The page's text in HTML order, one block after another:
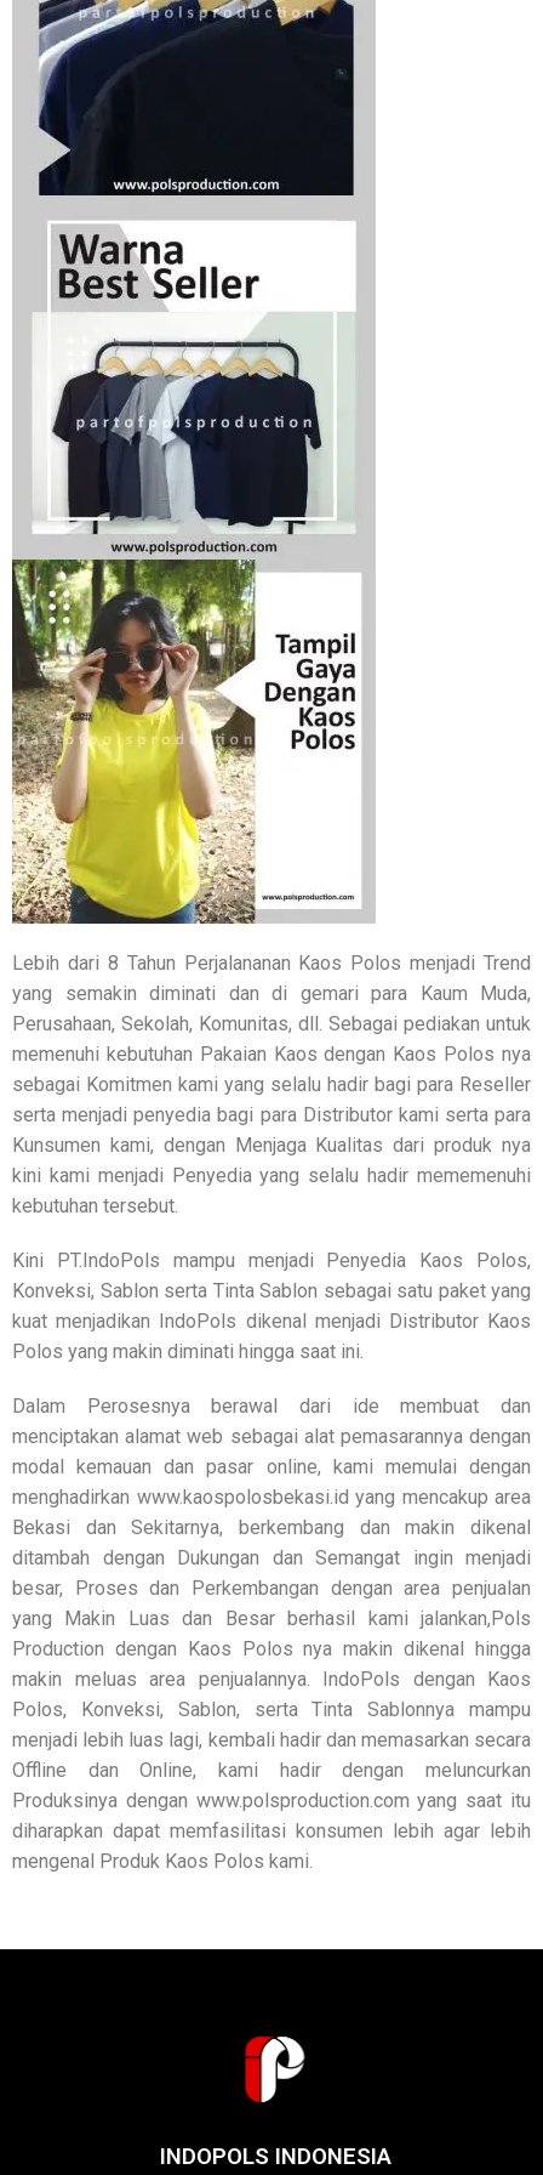
Lebih dari 8 Tahun Perjalananan Kaos Polos menjadi Trend
yang semakin diminati dan di gemari para Kaum Muda,
Perusahaan, Sekolah, Komunitas, dll. Sebagai pediakan untuk
memenuhi kebutuhan Pakaian Kaos dengan Kaos Polos nya
sebagai Komitmen kami yang selalu hadir bagi para Reseller
serta menjadi penyedia bagi para Distributor kami serta para
Kunsumen kami, dengan Menjaga Kualitas dari produk nya
kini kami menjadi Penyedia yang selalu hadir mememenuhi
kebutuhan tersebut.
Kini PT.IndoPols mampu menjadi Penyedia Kaos Polos,
Konveksi, Sablon serta Tinta Sablon sebagai satu paket yang
kuat menjadikan IndoPols dikenal menjadi Distributor Kaos
Polos yang makin diminati hingga saat ini.
Dalam Perosesnya berawal dari ide membuat dan
menciptakan alamat web sebagai alat pemasarannya dengan
modal kemauan dan pasar online, kami memulai dengan
menghadirkan www.kaospolosbekasi.id yang mencakup area
Bekasi dan Sekitarnya, berkembang dan makin dikenal
ditambah dengan Dukungan dan Semangat ingin menjadi
besar, Proses dan Perkembangan dengan area penjualan
yang Makin Luas dan Besar berhasil kami jalankan,Pols
Production dengan Kaos Polos nya makin dikenal hingga
makin meluas area penjualannya. IndoPols dengan Kaos
Polos, Konveksi, Sablon, serta Tinta Sablonnya mampu
menjadi lebih luas lagi, kembali hadir dan memasarkan secara
Offline dan Online, kami hadir dengan meluncurkan
Produksinya dengan www.polsproduction.com yang saat itu
diharapkan dapat memfasilitasi konsumen lebih agar lebih
mengenal Produk Kaos Polos kami.
INDOPOLS INDONESIA